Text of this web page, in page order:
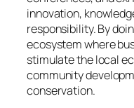
innovation,
responsibility. By
ecosystem where
stimulate the local
community
conservation.